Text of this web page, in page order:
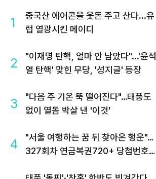
1
중국산 에어콘을 웃돈 주고 산다...유
럽 열광시킨 메이디
2
"이재명 탄핵, 얼마 안 남았다"...'윤석
열 탄핵' 맞힌 무당, '성지글' 등장
3
"다음 주 기온 뚝 떨어진다"…태풍도
없이 열돔 박살 낸 '이것'
4
"서울 여행하는 꿈 뒤 찾아온 행운"…
327회차 연금복권720+ 당첨번호조